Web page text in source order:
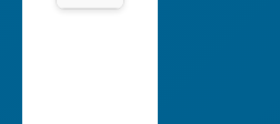
광